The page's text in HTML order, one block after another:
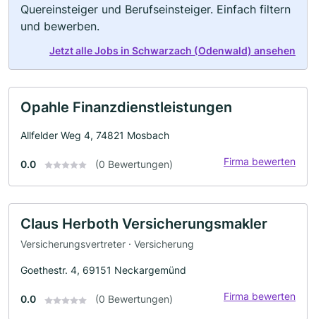
Quereinsteiger und Berufseinsteiger. Einfach filtern
und bewerben.
Jetzt alle Jobs in Schwarzach (Odenwald) ansehen
Opahle Finanzdienstleistungen
Allfelder Weg 4, 74821 Mosbach
0.0 (0 Bewertungen) Firma bewerten
Claus Herboth Versicherungsmakler
Versicherungsvertreter · Versicherung
Goethestr. 4, 69151 Neckargemünd
0.0 (0 Bewertungen) Firma bewerten